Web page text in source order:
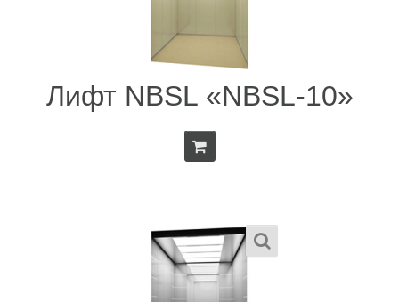
Лифт NBSL «NBSL-10»